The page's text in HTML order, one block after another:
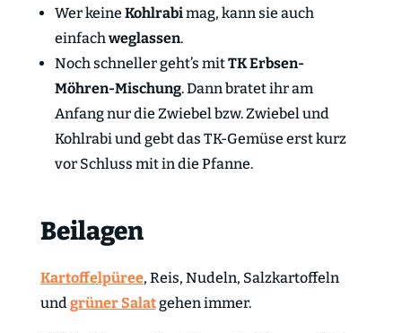
Wer keine Kohlrabimag, kann sie auch
einfachweglassen.
Noch schneller geht’s mitTK Erbsen-
Möhren-Mischung. Dann bratet ihr am
Anfang nur die Zwiebel bzw. Zwiebel und
Kohlrabi und gebt das TK-Gemüse erst kurz
vor Schluss mit in die Pfanne.
Beilagen
Kartoffelpüree, Reis, Nudeln, Salzkartoffeln
undgrüner Salatgehen immer.